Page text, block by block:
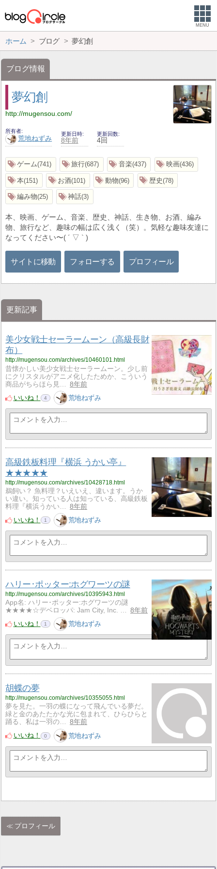
MENU
ホーム ブログ 夢幻創
ブログ情報
夢幻創
http://mugensou.com/
所有者
荒地ねずみ
更新日時
8年前
更新回数
4回
ゲーム 741 旅行 687 音楽 437 映画 436
本 151 お酒 101 動物 96 歴史 78
編み物 25 神話 3
本、映画、ゲーム、音楽、歴史、神話、生き物、お酒、編み
物、旅行など、趣味の幅は広く浅く（笑）。気軽な趣味友達に
なってください〜( ´ ▽ ` )
サイトに移動 フォローする プロフィール
更新記事
美少女戦士セーラームーン（高級長財
布）
http://mugensou.com/archives/10460101.html
昔懐かしい美少女戦士セーラームーン。少し前
にクリスタルがアニメ化したためか、こういう
商品がちらほら見…
8年前
いいね！
4 荒地ねずみ
高級鉄板料理『横浜 うかい亭』
★★★★★
http://mugensou.com/archives/10428718.html
鵜飼い？ 魚料理？いえいえ、違います。うか
い違い。知っている人は知っている、高級鉄板
料理『横浜うかい…
8年前
いいね！
1 荒地ねずみ
ハリー･ポッター:ホグワーツの謎
http://mugensou.com/archives/10395943.html
App名: ハリー･ポッター:ホグワーツの謎
★★★★☆デベロッパ: Jam City, Inc. …
8年前
いいね！
1 荒地ねずみ
胡蝶の夢
http://mugensou.com/archives/10355055.html
夢を見た。一羽の蝶になって飛んでいる夢だ。
緑と金のあたたかな光に包まれて、ひらひらと
踊る、私は一羽の…
8年前
いいね！
0 荒地ねずみ
プロフィール